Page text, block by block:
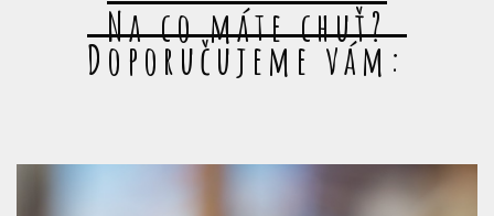
Na co máte chuť?
Doporučujeme vám: